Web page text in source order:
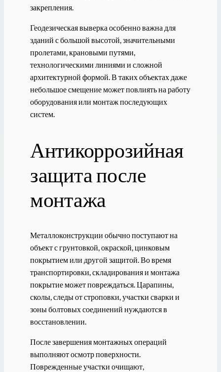
закрепления.
Геодезическая выверка особенно важна для
зданий с большой высотой, значительными
пролетами, крановыми путями,
технологическими линиями и сложной
архитектурной формой. В таких объектах даже
небольшое смещение может повлиять на работу
оборудования или монтаж последующих
систем.
Антикоррозийная
защита после
монтажа
Металлоконструкции обычно поступают на
объект с грунтовкой, окраской, цинковым
покрытием или другой защитой. Во время
транспортировки, складирования и монтажа
покрытие может повреждаться. Царапины,
сколы, следы от строповки, участки сварки и
зоны болтовых соединений нуждаются в
восстановлении.
После завершения монтажных операций
выполняют осмотр поверхности.
Поврежденные участки очищают,